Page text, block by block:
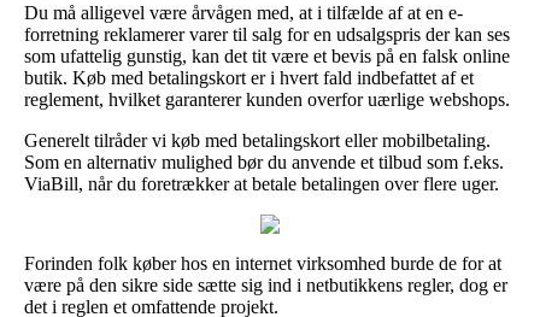
Du må alligevel være årvågen med, at i tilfælde af at en e-
forretning reklamerer varer til salg for en udsalgspris der kan ses
som ufattelig gunstig, kan det tit være et bevis på en falsk online
butik. Køb med betalingskort er i hvert fald indbefattet af et
reglement, hvilket garanterer kunden overfor uærlige webshops.
Generelt tilråder vi køb med betalingskort eller mobilbetaling.
Som en alternativ mulighed bør du anvende et tilbud som f.eks.
ViaBill, når du foretrækker at betale betalingen over flere uger.
Forinden folk køber hos en internet virksomhed burde de for at
være på den sikre side sætte sig ind i netbutikkens regler, dog er
det i reglen et omfattende projekt.